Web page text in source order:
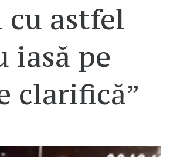
astfel
iasă pe
clarifică”